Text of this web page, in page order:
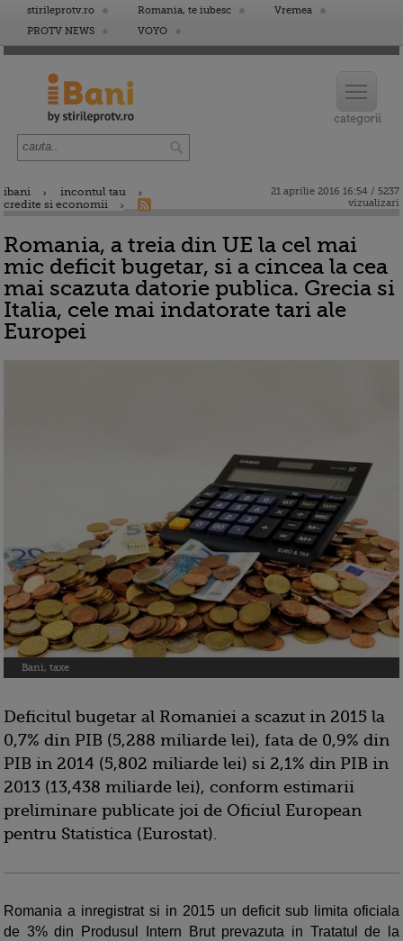
stirileprotv.ro Romania, te iubesc
Vremea
PROTV NEWS
VOYO
ibani
incontul tau
credite si economii
21 aprilie 2016 16:54 / 5237
vizualizari
Romania, a treia din UE la cel mai
mic deficit bugetar, si a cincea la cea
mai scazuta datorie publica. Grecia si
Italia, cele mai indatorate tari ale
Europei
Bani, taxe
Deficitul bugetar al Romaniei a scazut in 2015 la
0,7% din PIB (5,288 miliarde lei), fata de 0,9% din
PIB in 2014 (5,802 miliarde lei) si 2,1% din PIB in
2013 (13,438 miliarde lei), conform estimarii
preliminare publicate joi de Oficiul European
pentru Statistica (Eurostat).
Romania a inregistrat si in 2015 un deficit sub limita oficiala
de 3% din Produsul Intern Brut prevazuta in Tratatul de la